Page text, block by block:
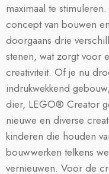
maximaal te
concept van bouwen
doorgaans drie
stenen, wat zorgt voor
creativiteit. Of je nu
indrukwekkend
dier, LEGO® Creator
nieuwe en diverse
kinderen die houden
bouwwerken telkens
vernieuwen. Voor de